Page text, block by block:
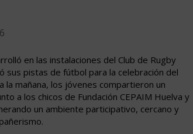
en las instalaciones del Club de Rugby
sus pistas de fútbol para la celebración del
la mañana, los jóvenes compartieron un
a los chicos de Fundación CEPAIM Huelva y
un ambiente participativo, cercano y